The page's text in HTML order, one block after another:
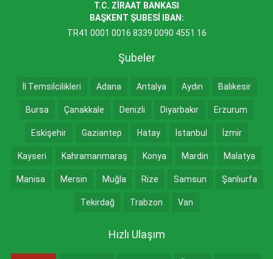
T.C. ZİRAAT BANKASI
BAŞKENT ŞUBESİ IBAN:
TR41 0001 0016 8339 0090 4551 16
Şubeler
İl Temsilcilikleri Adana Antalya Aydın Balıkesir
Bursa Çanakkale Denizli Diyarbakır Erzurum
Eskişehir Gaziantep Hatay İstanbul İzmir
Kayseri Kahramanmaraş Konya Mardin Malatya
Manisa Mersin Muğla Rize Samsun Şanlıurfa
Tekirdağ Trabzon Van
Hızlı Ulaşım